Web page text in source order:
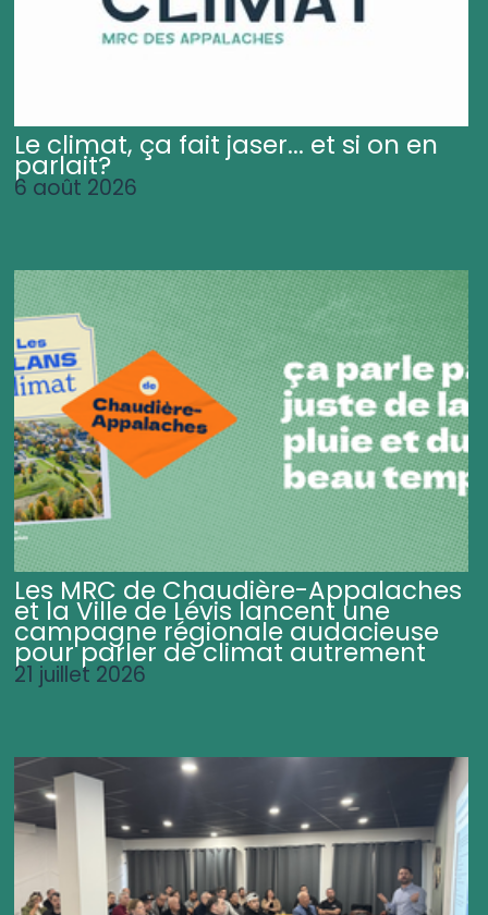
Le climat, ça fait jaser... et si on en
parlait?
6 août 2026
Les MRC de Chaudière-Appalaches
et la Ville de Lévis lancent une
campagne régionale audacieuse
pour parler de climat autrement
21 juillet 2026